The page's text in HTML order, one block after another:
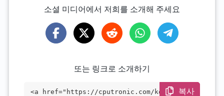
소셜 미디어에서 저희를 소개해 주세요
또는 링크로 소개하기
<a href="https://cputronic.com/ko/cpu/am
복사